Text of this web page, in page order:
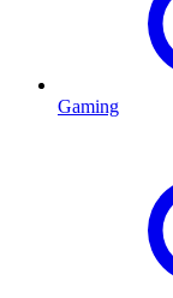
Gaming